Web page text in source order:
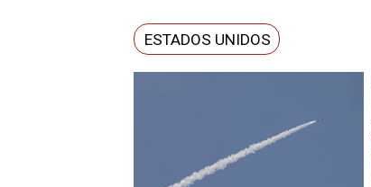
ESTADOS UNIDOS